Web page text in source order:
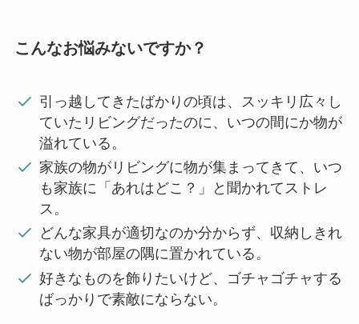
こんなお悩みないですか？
引っ越してきたばかりの頃は、スッキリ広々し
ていたリビングだったのに、いつの間にか物が
溢れている。
家族の物がリビングに物が集まってきて、いつ
も家族に「あれはどこ？」と聞かれてストレ
ス。
どんな家具が適切なのか分からず、収納しきれ
ない物が部屋の隅に置かれている。
好きなものを飾りたいけど、ゴチャゴチャする
ばっかりで素敵にならない。